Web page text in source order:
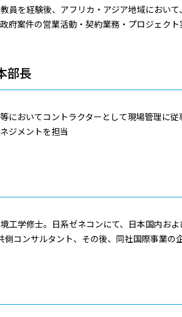
を経験後、アフリカ・アジア地域におい
案件の営業活動・契約業務・プロジェクト
部長
おいてコントラクターとして現場管理に
ジメントを担当
学修士。日系ゼネコンにて、日本国内お
コンサルタント、その後、同社国際事業の